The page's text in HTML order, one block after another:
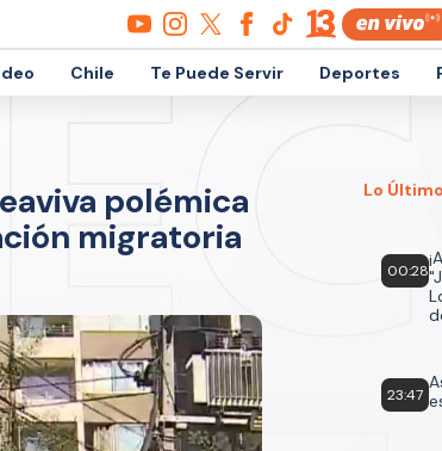
Chile Te Puede Servir Deportes
polémica
migratoria
Lo Último
00:28
23:47